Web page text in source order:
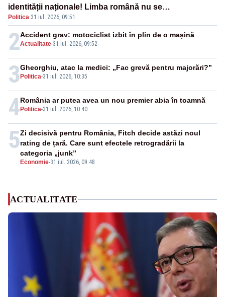
identității naționale! Limba română nu se
economisește! Limba română se sărbătorește!
Politica·31 iul. 2026, 09:51
2Actualitate-31 iul. 2026, 09:52
Accident grav: motociclist izbit în plin de o mașină
3 Politica-31 iul. 2026, 10:35
Gheorghiu, atac la medici: „Fac grevă pentru majorări?”
4 Politica-31 iul. 2026, 10:40
România ar putea avea un nou premier abia în toamnă
5
Economie-31 iul. 2026, 09:48
Zi decisivă pentru România, Fitch decide astăzi noul
rating de țară. Care sunt efectele retrogradării la
categoria „junk”
ACTUALITATE